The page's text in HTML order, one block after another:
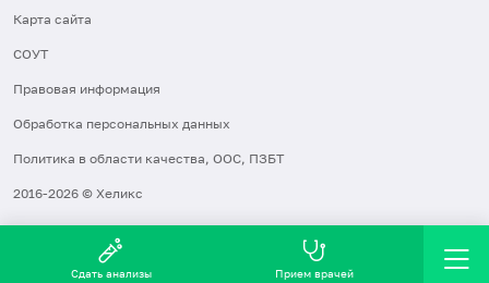
Карта сайта
СОУТ
Правовая информация
Обработка персональных данных
Политика в области качества, ООС, ПЗБТ
2016-2026 © Хеликс
Сдать анализы Прием врачей